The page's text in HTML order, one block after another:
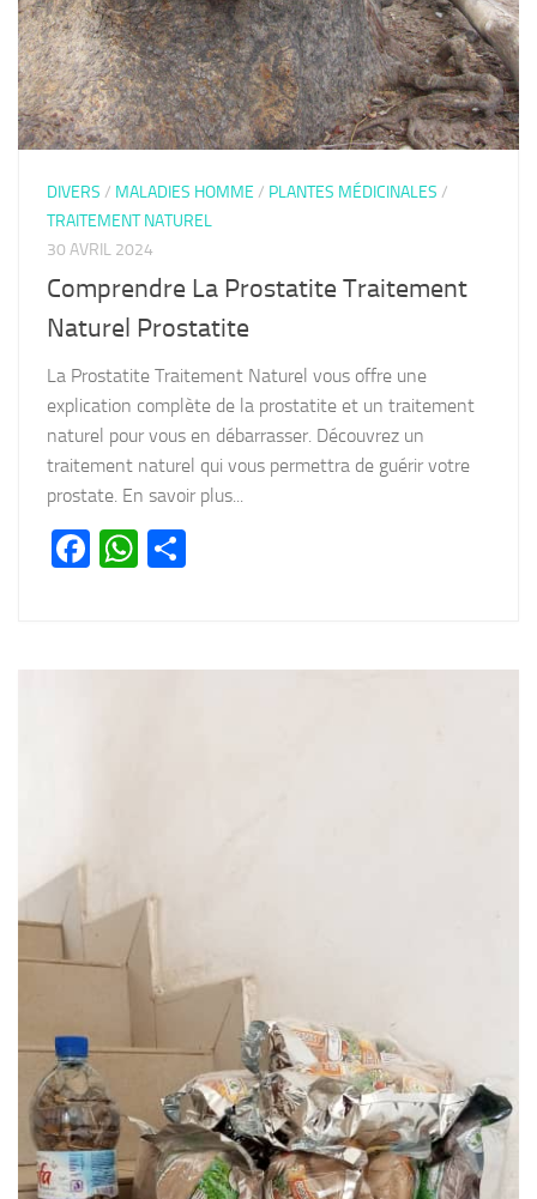
DIVERS / MALADIES HOMME / PLANTES MÉDICINALES /
TRAITEMENT NATUREL
30 AVRIL 2024
Comprendre La Prostatite Traitement
Naturel Prostatite
La Prostatite Traitement Naturel vous offre une
explication complète de la prostatite et un traitement
naturel pour vous en débarrasser. Découvrez un
traitement naturel qui vous permettra de guérir votre
prostate. En savoir plus...
Facebook
WhatsApp